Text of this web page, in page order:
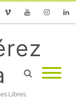
Libres,